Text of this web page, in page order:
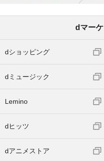
dマー
dショッピング
dミュージック
Lemino
dヒッツ
dアニメストア